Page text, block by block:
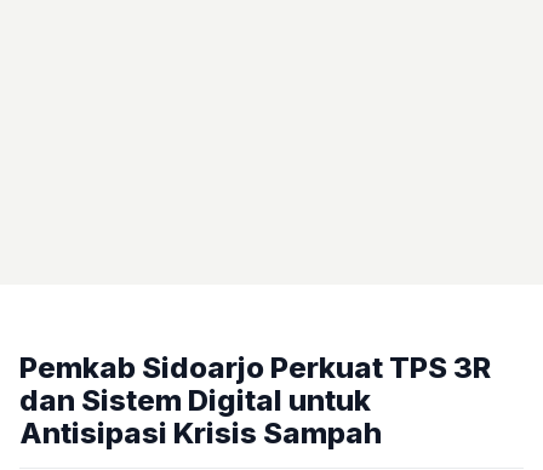
Pemkab Sidoarjo Perkuat TPS 3R
dan Sistem Digital untuk
Antisipasi Krisis Sampah